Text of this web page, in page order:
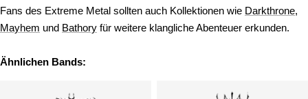
Fans des Extreme Metal sollten auch Kollektionen wie Darkthrone,
Mayhem und Bathory für weitere klangliche Abenteuer erkunden.
Ähnlichen Bands: